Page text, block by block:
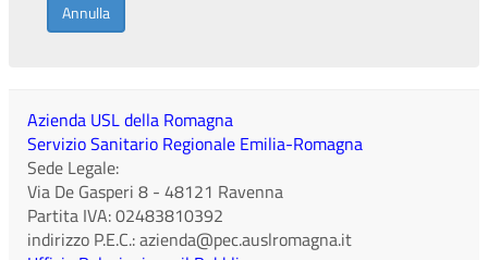
Annulla
Azienda USL della Romagna
Servizio Sanitario Regionale Emilia-Romagna
Sede Legale:
Via De Gasperi 8 - 48121 Ravenna
Partita IVA:02483810392
indirizzo P.E.C.:azienda@pec.auslromagna.it